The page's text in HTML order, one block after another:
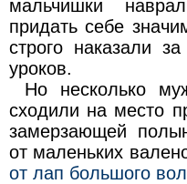
мальчишки
придать себе
строго наказали
уроков.
Но несколько
сходили на место
замерзающей
от маленьких
от лап большого